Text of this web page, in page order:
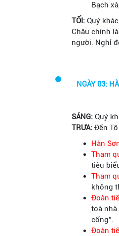
Bạch
TỐI:Quý
Châu chính
người. Nghỉ
NGÀY 03:
SÁNG: Quý
TRƯA: Đến
Hàn
Tham
tiêu
Tham
không
Đoàn
toà nhà
cổng”.
Đoàn